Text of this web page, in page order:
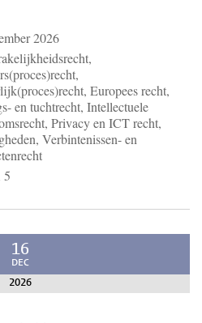
2026
Europees recht,
en tuchtrecht, Intellectuele
Privacy en ICT recht,
Verbintenissen- en
5
16
DEC
2026